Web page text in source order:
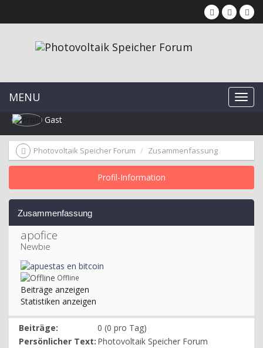
MENU
Gast
Photovoltaik Speicher Forum Zusammenfassung
Profil-Information
Zusammenfassung
apofice
Newbie
Offline
Beiträge anzeigen
Statistiken anzeigen
Beiträge:
0 (0 pro Tag)
Persönlicher Text: Photovoltaik Speicher Forum